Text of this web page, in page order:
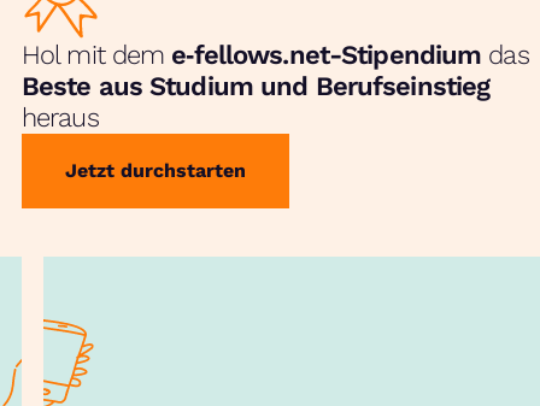
Hol mit dem e‑fellows.net-Stipendium das
Beste aus Studium und Berufseinstieg
heraus
Jetzt durchstarten